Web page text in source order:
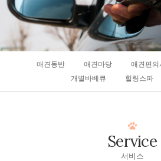
애견동반 애견마당 애견편의
개별바베큐
힐링스파
Service
서비스